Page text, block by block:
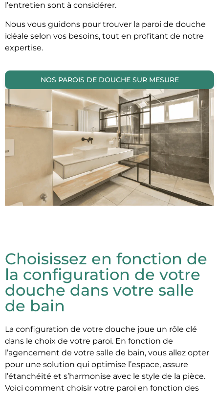
l’entretien sont à considérer.
Nous vous guidons pour trouver la paroi de douche
idéale selon vos besoins, tout en profitant de notre
expertise.
NOS PAROIS DE DOUCHE SUR MESURE
Choisissez en fonction de
la configuration de votre
douche dans votre salle
de bain
La configuration de votre douche joue un rôle clé
dans le choix de votre paroi. En fonction de
l’agencement de votre salle de bain, vous allez opter
pour une solution qui optimise l’espace, assure
l’étanchéité et s’harmonise avec le style de la pièce.
Voici comment choisir votre paroi en fonction des